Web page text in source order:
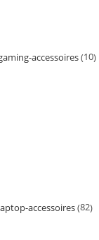
accessoires 10
accessoires 82